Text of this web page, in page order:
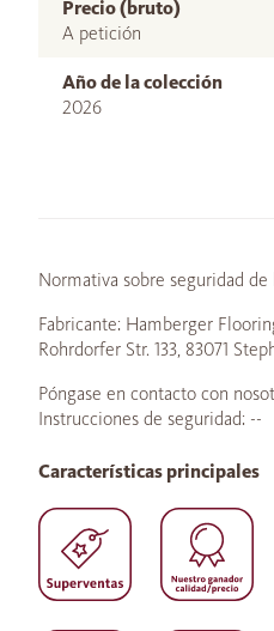
Precio (bruto)
A petición
Año de la colección
2026
Normativa sobre seguridad
Fabricante: Hamberger
Rohrdorfer Str. 133, 83071
Póngase en contacto con
Instrucciones de seguridad: --
Características principales